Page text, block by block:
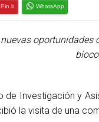
Pin it WhatsApp
Investigación y
la visita de una